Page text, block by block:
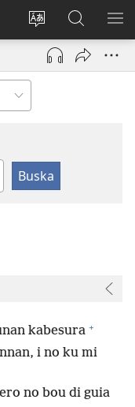
Kambia
idioma
di
Log
(opens
window)
Buska
Riba
JW.ORG
kabesura +
i no ku mi
no bou di guia